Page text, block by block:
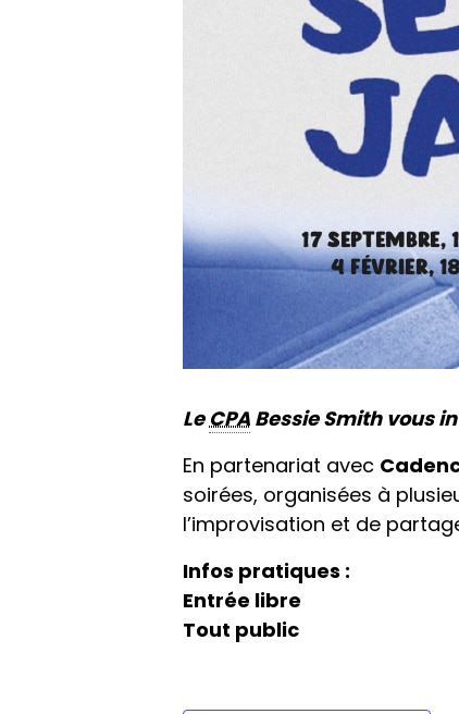
LeCPA Bessie Smith vous
En partenariat avec
soirées, organisées à
l’improvisation et de
Infos pratiques :
Entrée libre
Tout public